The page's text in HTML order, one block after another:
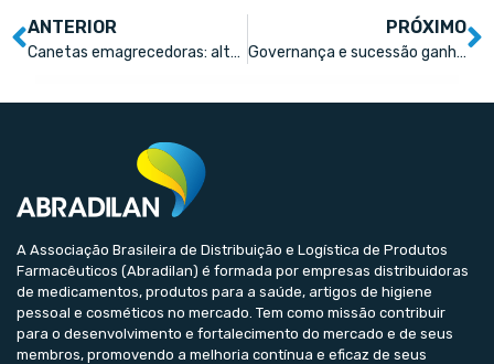
ANTERIOR
Canetas emagrecedoras: alta procura reforça importância da orientação farmacêutica
PRÓXIMO
Governança e sucessão ganham protagonismo na Conferência de Líderes 2026
A Associação Brasileira de Distribuição e Logística de Produtos
Farmacêuticos (Abradilan) é formada por empresas distribuidoras
de medicamentos, produtos para a saúde, artigos de higiene
pessoal e cosméticos no mercado. Tem como missão contribuir
para o desenvolvimento e fortalecimento do mercado e de seus
membros, promovendo a melhoria contínua e eficaz de seus